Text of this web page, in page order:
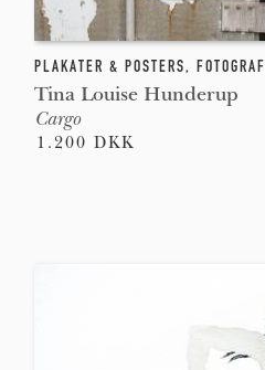
PLAKATER & POSTERS, FOTOGRAFI
Tina Louise Hunderup
Cargo
1.200 DKK